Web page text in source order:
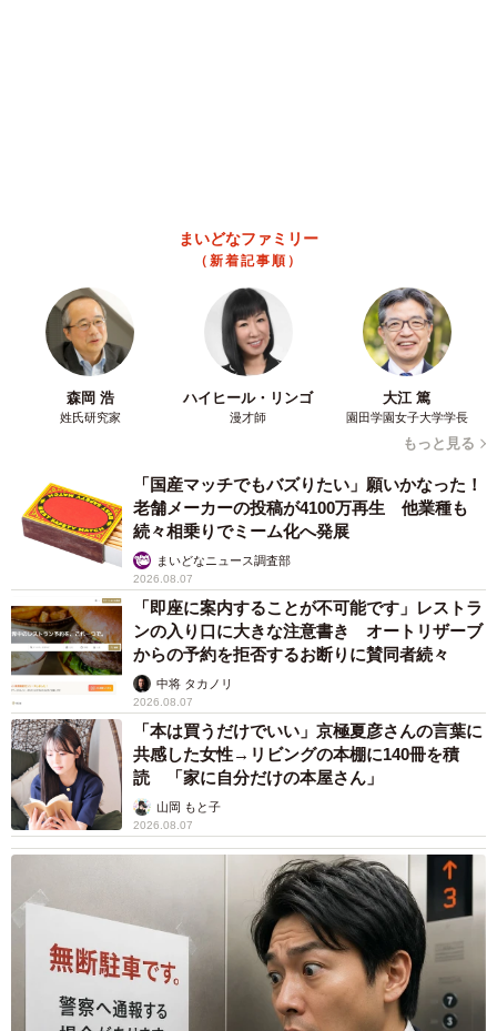
まいどなトピック
ン」のポーズをする忍者 この暑い中いったい
なぜ？ 近づいてみたら… 「見つかるなんて
中将 タカノリ
「明日ひま？」 知り合いから唐突なメッセー
ジ 用件次第で断ることもできる賢い返信文と
海川 まこと
2026.08.06
飼い主が食べているヨーグルトをもらえなかっ
た犬さん、爆裂に拗ねた顔がかわいすぎ「鼻息
フスフス」「反則レベル」
椎名 碧
2026.08.06
コガネムシを見つめる猫とパパ、偶然生まれた
神々しい構図が「宗教画のよう」と話題 「尊
い」「ていうかライオンキング」
梨木 香奈
2026.08.06
髪をバッサリと切った飼い主が帰宅すると→愛
犬たちの反応に「ワンコ様でも戸惑うのね
（笑）」「困り顔がかわいい」
「誰かみたいにならなきゃ」 他人を正解にし
て生きてきた母親 自己主張が苦手な娘に教わ
った大切なこと【漫画】
海川 まこと
2026.08.06